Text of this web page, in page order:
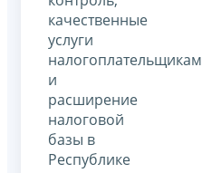
качественные
услуги
налогоплательщикам
и
расширение
налоговой
базы в
Республике